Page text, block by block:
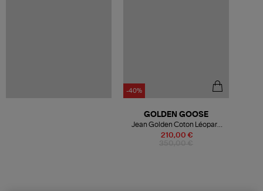
-40%
210,00 €
GOLDEN GOOSE
Jean Golden Coton Léopard
Noir